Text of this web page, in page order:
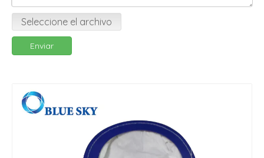
Seleccione el archivo
Enviar